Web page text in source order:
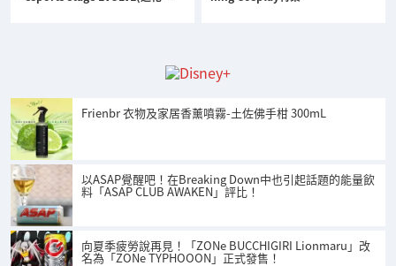
Frienbr 衣物及家居香薰噴霧-土佐佛手柑 300mL
以ASAP覺醒吧！在Breaking Down中也引起話題的能量飲
料「ASAP CLUB AWAKEN」評比！
向夏季疲勞說再見！「ZONe BUCCHIGIRI Lionmaru」改
名為「ZONe TYPHOOON」正式發售！